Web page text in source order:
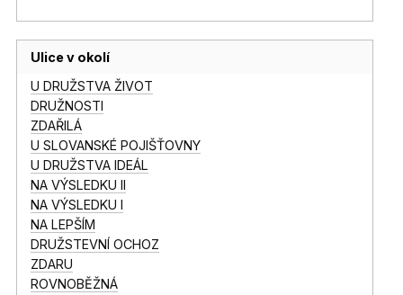
Ulice v okolí
U DRUŽSTVA ŽIVOT
DRUŽNOSTI
ZDAŘILÁ
U SLOVANSKÉ POJIŠŤOVNY
U DRUŽSTVA IDEÁL
NA VÝSLEDKU II
NA VÝSLEDKU I
NA LEPŠÍM
DRUŽSTEVNÍ OCHOZ
ZDARU
ROVNOBĚŽNÁ